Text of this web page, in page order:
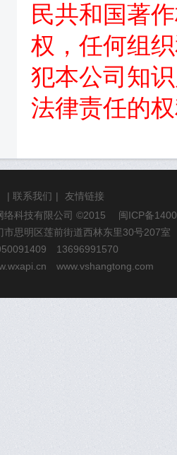
民共和国著
权，任何组
犯本公司知
法律责任的
| 联系我们 |
友情链接
络科技有限公司 ©2015 闽ICP备
市思明区莲前街道西林东里30号207室
13696991570
www.vshangtong.com